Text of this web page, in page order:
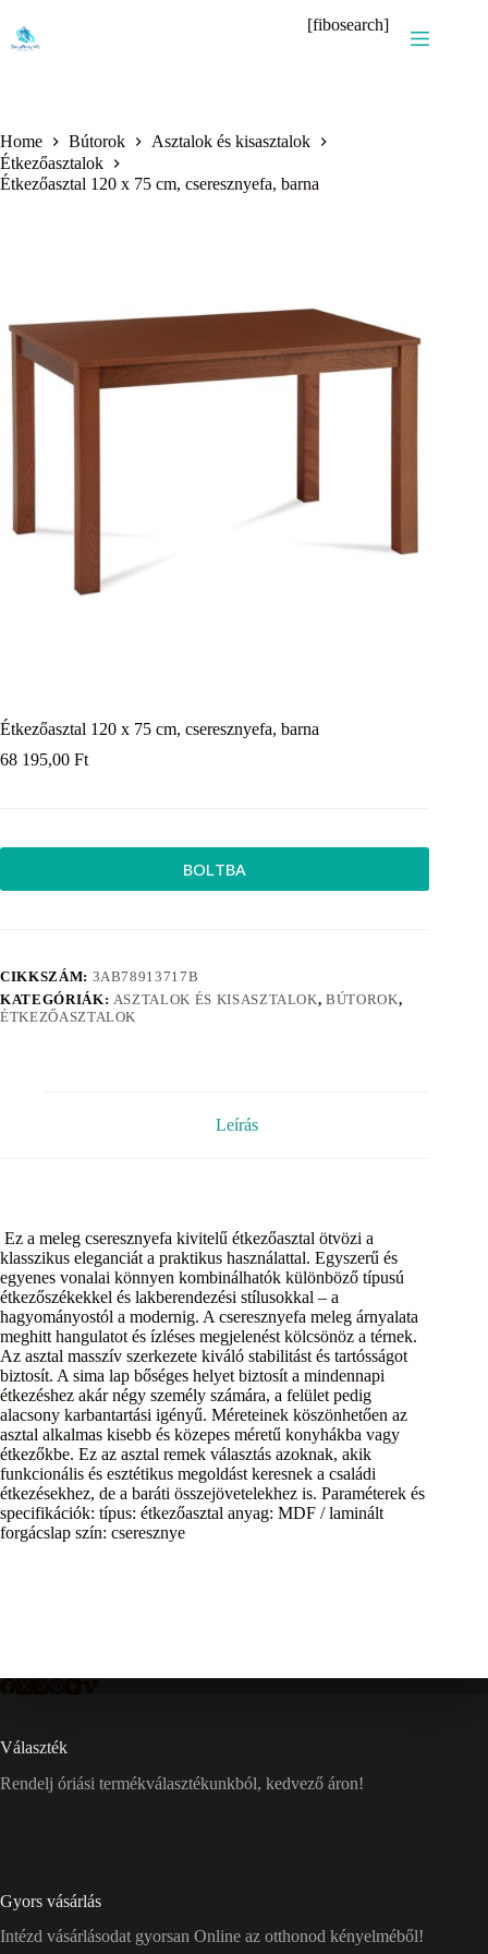
content
[fibosearch]
Home Bútorok
Asztalok és kisasztalok
Étkezőasztalok
Étkezőasztal 120 x 75 cm, cseresznyefa, barna
Étkezőasztal 120 x 75 cm, cseresznyefa, barna
68 195,00 Ft
BOLTBA
CIKKSZÁM: 3AB78913717B
KATEGÓRIÁK: ASZTALOK ÉS KISASZTALOK,BÚTOROK,
ÉTKEZŐASZTALOK
Leírás
Ez a meleg cseresznyefa kivitelű étkezőasztal ötvözi a
klasszikus eleganciát a praktikus használattal. Egyszerű és
egyenes vonalai könnyen kombinálhatók különböző típusú
étkezőszékekkel és lakberendezési stílusokkal – a
hagyományostól a modernig. A cseresznyefa meleg árnyalata
meghitt hangulatot és ízléses megjelenést kölcsönöz a térnek.
Az asztal masszív szerkezete kiváló stabilitást és tartósságot
biztosít. A sima lap bőséges helyet biztosít a mindennapi
étkezéshez akár négy személy számára, a felület pedig
alacsony karbantartási igényű. Méreteinek köszönhetően az
asztal alkalmas kisebb és közepes méretű konyhákba vagy
étkezőkbe. Ez az asztal remek választás azoknak, akik
funkcionális és esztétikus megoldást keresnek a családi
étkezésekhez, de a baráti összejövetelekhez is. Paraméterek és
specifikációk: típus: étkezőasztal anyag: MDF / laminált
forgácslap szín: cseresznye
Választék
Rendelj óriási termékválasztékunkból, kedvező áron!
Gyors vásárlás
Intézd vásárlásodat gyorsan Online az otthonod kényelméből!